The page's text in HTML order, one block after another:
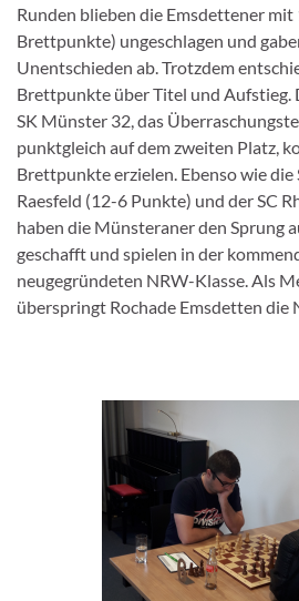
Runden blieben die Emsdettener
Brettpunkte) ungeschlagen und
Unentschieden ab. Trotzdem
Brettpunkte über Titel und Aufstieg.
SK Münster 32, das
punktgleich auf dem zweiten Platz,
Brettpunkte erzielen. Ebenso wie die
Raesfeld (12-6 Punkte) und der SC
haben die Münsteraner den Sprung
geschafft und spielen in der
neugegründeten NRW-Klasse. Als
überspringt Rochade Emsdetten die